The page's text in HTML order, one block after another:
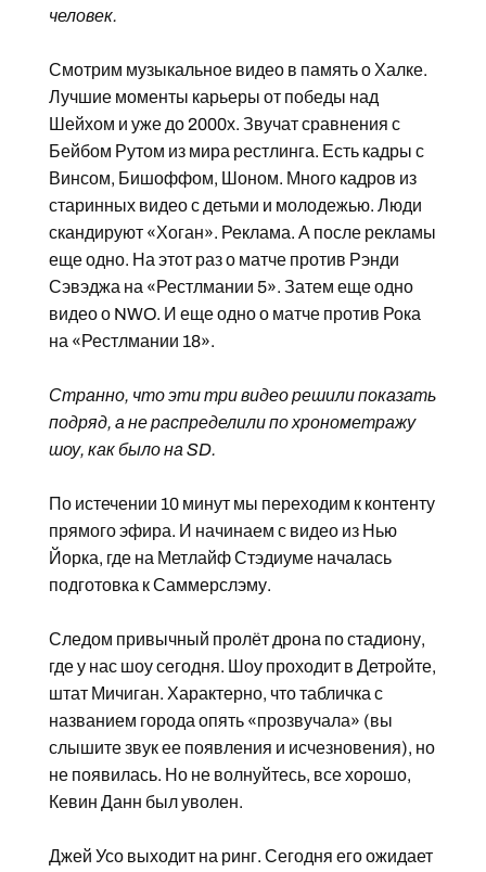
человек.
Смотрим музыкальное видео в память о Халке.
Лучшие моменты карьеры от победы над
Шейхом и уже до 2000х. Звучат сравнения с
Бейбом Рутом из мира рестлинга. Есть кадры с
Винсом, Бишоффом, Шоном. Много кадров из
старинных видео с детьми и молодежью. Люди
скандируют «Хоган». Реклама. А после рекламы
еще одно. На этот раз о матче против Рэнди
Сэвэджа на «Рестлмании 5». Затем еще одно
видео о NWO. И еще одно о матче против Рока
на «Рестлмании 18».
Странно, что эти три видео решили показать
подряд, а не распределили по хронометражу
шоу, как было на SD.
По истечении 10 минут мы переходим к контенту
прямого эфира. И начинаем с видео из Нью
Йорка, где на Метлайф Стэдиуме началась
подготовка к Саммерслэму.
Следом привычный пролёт дрона по стадиону,
где у нас шоу сегодня. Шоу проходит в Детройте,
штат Мичиган. Характерно, что табличка с
названием города опять «прозвучала» (вы
слышите звук ее появления и исчезновения), но
не появилась. Но не волнуйтесь, все хорошо,
Кевин Данн был уволен.
Джей Усо выходит на ринг. Сегодня его ожидает